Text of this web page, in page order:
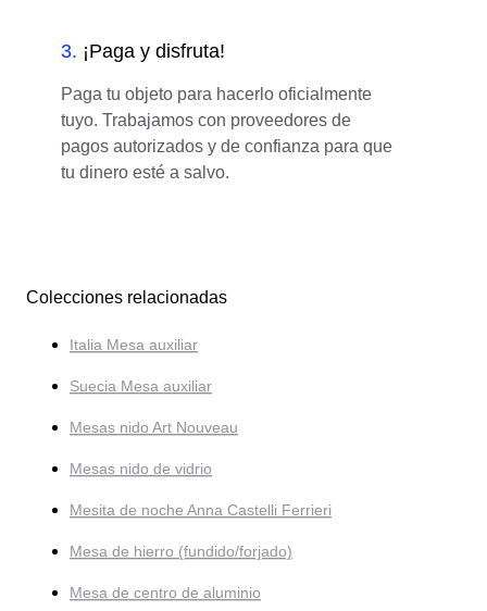
3. ¡Paga y disfruta!
Paga tu objeto para hacerlo oficialmente
tuyo. Trabajamos con proveedores de
pagos autorizados y de confianza para que
tu dinero esté a salvo.
Colecciones relacionadas
Italia Mesa auxiliar
Suecia Mesa auxiliar
Mesas nido Art Nouveau
Mesas nido de vidrio
Mesita de noche Anna Castelli Ferrieri
Mesa de hierro (fundido/forjado)
Mesa de centro de aluminio